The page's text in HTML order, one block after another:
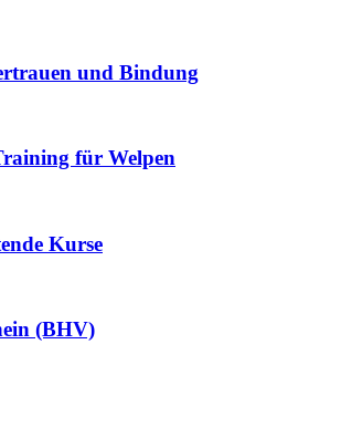
und Bindung
für Welpen
Kurse
(BHV)